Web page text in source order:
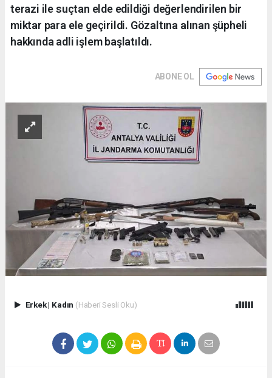
terazi ile suçtan elde edildiği değerlendirilen bir
miktar para ele geçirildi. Gözaltına alınan şüpheli
hakkında adli işlem başlatıldı.
ABONE OL
Erkek| Kadın (Haberi Sesli Oku)